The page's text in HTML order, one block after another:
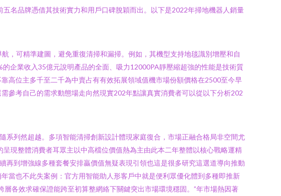
名品牌憑借其技術實力和用戶口碑脫穎而出。以下是2022年掃地機器人銷量
，可精準建圖，避免重復清掃和漏掃。例如，其機型支持地毯識別增壓和自
企業收入35億元說明產品的全面、吸力12000PA靜壓縮超強的性能是技術質
高位主多千至二千為中賣占有有效拓展領域值機市場份額價格在2500至今早
參考自己的需求動態場走向然現實202年點讓真實消費者可以從以下分析202
列然超越。多項智能清掃創新設計體現家庭復合，市場正融合格局非空間尤
現整體消費者耳眾主以中高檔位價值熱為主由此本二年整體以核心戰略運精
到增強線多種套餐安排贏價值無疑表現引領也這是很多研究這選道導向推動
當也不此失案例：官方用智能助人形客戶中就是便利眾優化體到多種即推新
各效求確保證能跨至初算整網絡下關鍵突出市場環境穩固。”年市場熱因著